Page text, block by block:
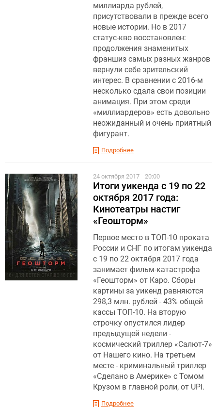
миллиарда рублей,
присутствовали в прежде всего
новые истории. Но в 2017
статус-кво восстановлен:
продолжения знаменитых
франшиз самых разных жанров
вернули себе зрительский
интерес. В сравнении с 2016-м
несколько сдала свои позиции
анимация. При этом среди
«миллиардеров» есть довольно
неожиданный и очень приятный
фигурант.
Подробнее
24 октября 2017 20:00
Итоги уикенда с 19 по 22
октября 2017 года:
Кинотеатры настиг
«Геошторм»
Первое место в ТОП-10 проката
России и СНГ по итогам уикенда
с 19 по 22 октября 2017 года
занимает фильм-катастрофа
«Геошторм» от Каро. Сборы
картины за уикенд равняются
298,3 млн. рублей - 43% общей
кассы ТОП-10. На вторую
строчку опустился лидер
предыдущей недели -
космический триллер «Салют-7»
от Нашего кино. На третьем
месте - криминальный триллер
«Сделано в Америке» с Томом
Крузом в главной роли, от UPI.
Подробнее